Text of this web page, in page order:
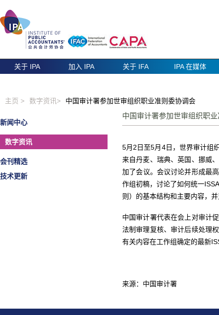
关于 IPA 加入 IPA 关于 IFA IPA 在媒体
主页 > 数字资讯> 中国审计署参加世审组织职业准则委协调会
新闻中心
数字资讯
会刊精选
技术更新
中国审计署参加世审组织
5月2日至5月4日，世界审计组
来自丹麦、瑞典、英国、挪威
加了会议。会议讨论并形成最
作组初稿，讨论了如何统一
则）的基本结构和主要内容，
中国审计署代表在会上对审计
法制审理复核、审计后续处理
有关内容在工作组确定的最新
来源：中国审计署